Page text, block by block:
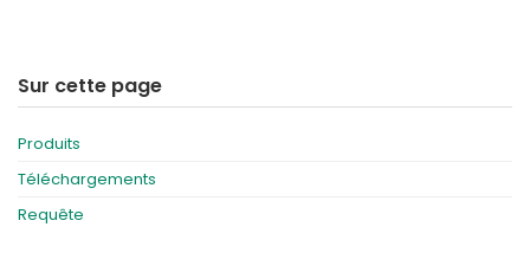
Sur cette page
Produits
Téléchargements
Requête